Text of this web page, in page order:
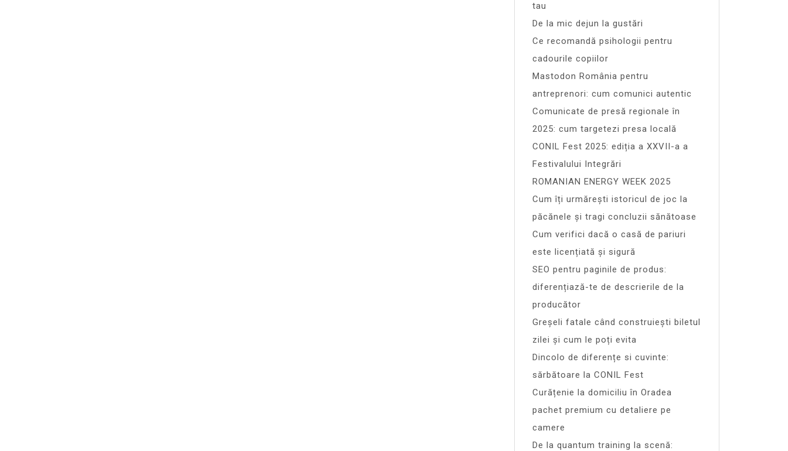
tau
De la mic dejun la gustări
Ce recomandă psihologii pentru
cadourile copiilor
Mastodon România pentru
antreprenori: cum comunici autentic
Comunicate de presă regionale în
2025: cum targetezi presa locală
CONIL Fest 2025: ediția a XXVII-a a
Festivalului Integrări
ROMANIAN ENERGY WEEK 2025
Cum îți urmărești istoricul de joc la
păcănele și tragi concluzii sănătoase
Cum verifici dacă o casă de pariuri
este licențiată și sigură
SEO pentru paginile de produs:
diferențiază-te de descrierile de la
producător
Greșeli fatale când construiești biletul
zilei și cum le poți evita
Dincolo de diferențe si cuvinte:
sărbătoare la CONIL Fest
Curățenie la domiciliu în Oradea
pachet premium cu detaliere pe
camere
De la quantum training la scenă: